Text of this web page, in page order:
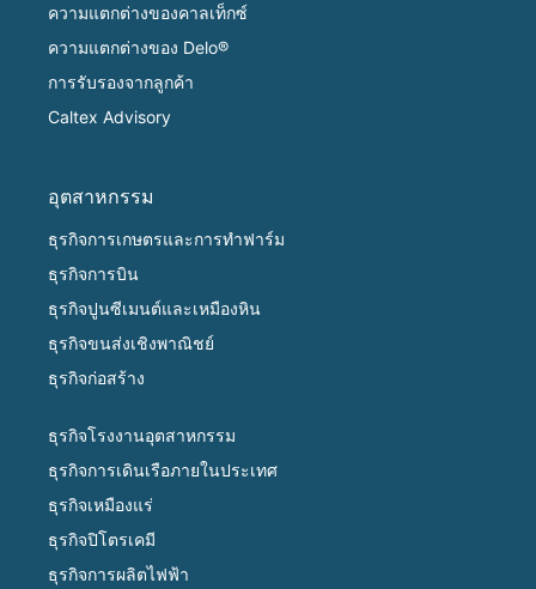
ความแตกต่างของคาลเท็กซ์
ความแตกต่างของ Delo®
การรับรองจากลูกค้า
Caltex Advisory
อุตสาหกรรม
ธุรกิจการเกษตรและการทำฟาร์ม
ธุรกิจการบิน
ธุรกิจปูนซีเมนต์และเหมืองหิน
ธุรกิจขนส่งเชิงพาณิชย์
ธุรกิจก่อสร้าง
ธุรกิจโรงงานอุตสาหกรรม
ธุรกิจการเดินเรือภายในประเทศ
ธุรกิจเหมืองแร่
ธุรกิจปิโตรเคมี
ธุรกิจการผลิตไฟฟ้า